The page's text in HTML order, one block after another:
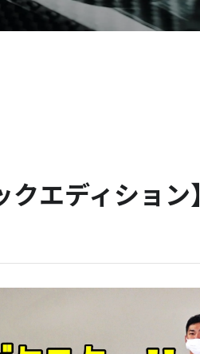
エディション】